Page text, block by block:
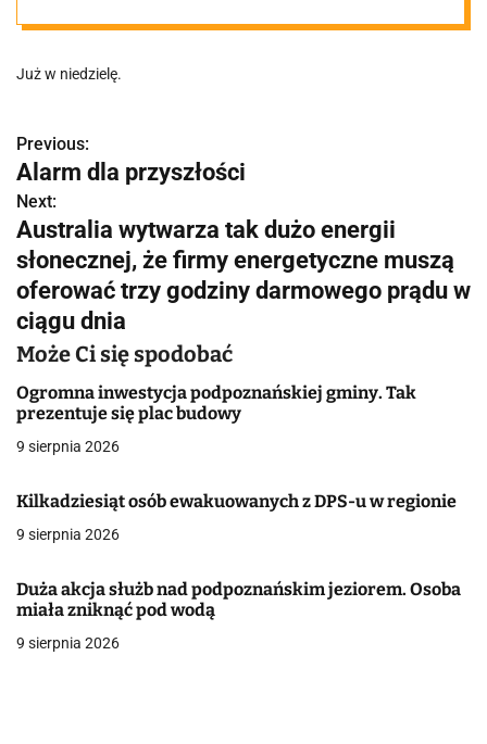
wiatrak pod
Poznaniem
Już w niedzielę.
N
a
w
i
g
a
c
j
w
i
s
Previous:
Alarm dla przyszłości
Next:
Australia wytwarza tak dużo energii
słonecznej, że firmy energetyczne muszą
oferować trzy godziny darmowego prądu w
ciągu dnia
Może Ci się spodobać
Ogromna inwestycja podpoznańskiej gminy. Tak
prezentuje się plac budowy
9 sierpnia 2026
Kilkadziesiąt osób ewakuowanych z DPS-u w regionie
9 sierpnia 2026
Duża akcja służb nad podpoznańskim jeziorem. Osoba
miała zniknąć pod wodą
9 sierpnia 2026